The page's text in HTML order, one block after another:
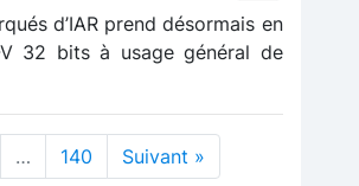
d’IAR prend désormais en
32 bits à usage général de
… 140 Suivant »